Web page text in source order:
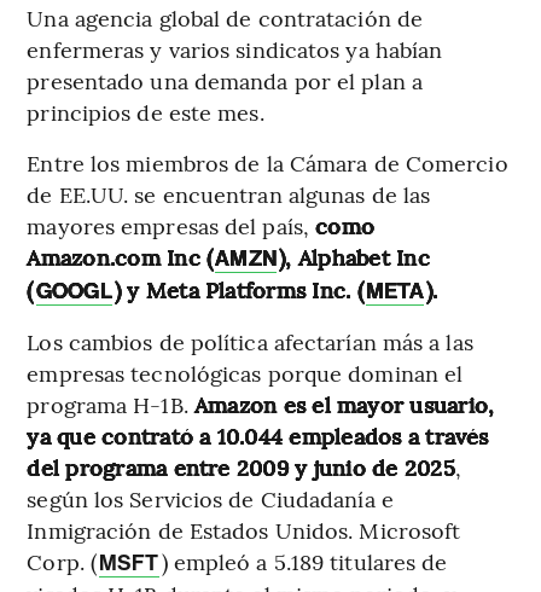
Una agencia global de contratación de
enfermeras y varios sindicatos ya habían
presentado una demanda por el plan a
principios de este mes.
Entre los miembros de la Cámara de Comercio
de EE.UU. se encuentran algunas de las
mayores empresas del país,como
Amazon.com Inc (AMZN), Alphabet Inc
(GOOGL) y Meta Platforms Inc. (META).
Los cambios de política afectarían más a las
empresas tecnológicas porque dominan el
programa H-1B.Amazon es el mayor usuario,
ya que contrató a 10.044 empleados a través
del programa entre 2009 y junio de 2025,
según los Servicios de Ciudadanía e
Inmigración de Estados Unidos. Microsoft
Corp. (MSFT) empleó a 5.189 titulares de